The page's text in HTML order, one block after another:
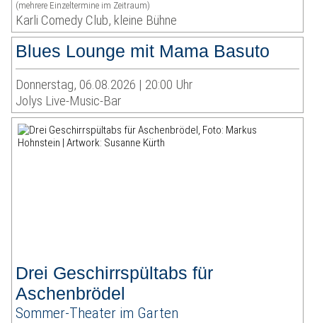
(mehrere Einzeltermine im Zeitraum)
Karli Comedy Club, kleine Bühne
Blues Lounge mit Mama Basuto
Donnerstag, 06.08.2026 | 20:00 Uhr
Jolys Live-Music-Bar
Drei Geschirrspültabs für
Aschenbrödel
Sommer-Theater im Garten